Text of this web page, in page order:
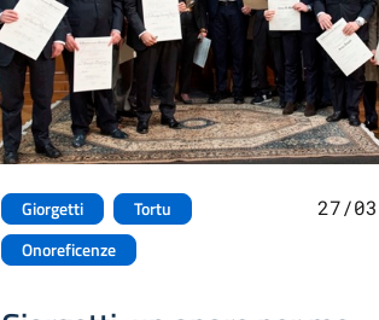
Giorgetti
Tortu
Onoreficenze
27/